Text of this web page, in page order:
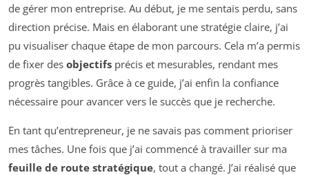
de gérer mon entreprise. Au début, je me sentais perdu, sans
direction précise. Mais en élaborant une stratégie claire, j’ai
pu visualiser chaque étape de mon parcours. Cela m’a permis
de fixer des objectifs précis et mesurables, rendant mes
progrès tangibles. Grâce à ce guide, j’ai enfin la confiance
nécessaire pour avancer vers le succès que je recherche.
En tant qu’entrepreneur, je ne savais pas comment prioriser
mes tâches. Une fois que j’ai commencé à travailler sur ma
feuille de route stratégique, tout a changé. J’ai réalisé que